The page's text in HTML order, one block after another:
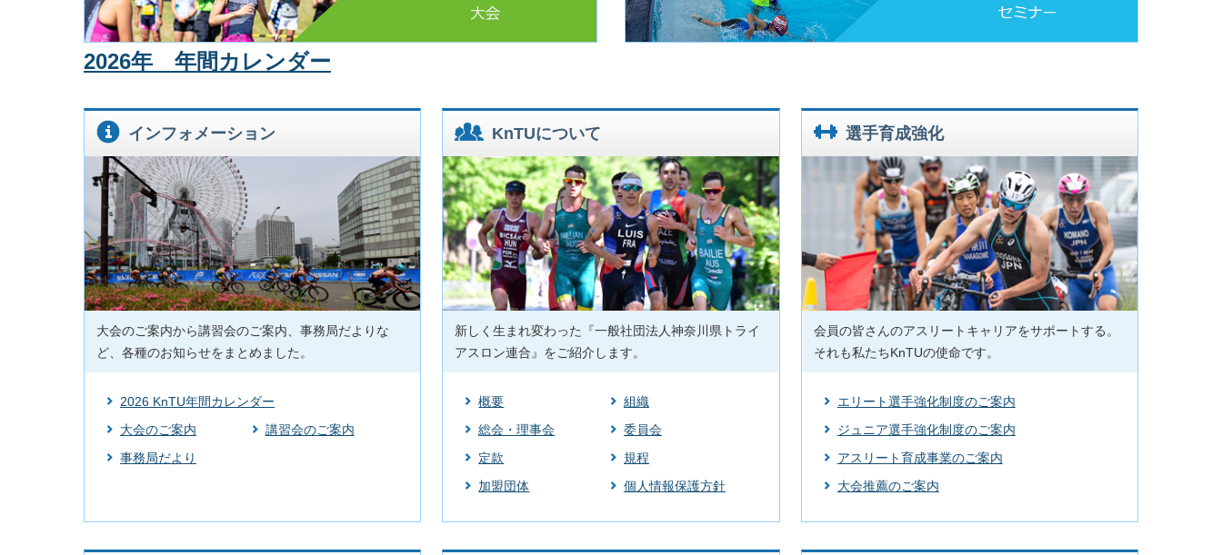
インフォメーション 【更新】大会の開催について「第21回大磯ロングビーチ 湘南ファミリートライアスロン大会」
インフォメーション 大会の開催について「第21回大磯ロングビーチ 湘南ファミリートライアスロン大会」
インフォメーション
東京ブロックトライアスロン選⼿権⼤会 栃⽊・茨城・群⾺・埼⽟・千葉・⼭梨・神奈川選⼿権⼤会 」参加案内
2026.05.26 2026WTCS横浜大会 フォトギャラリーの公開
2026.04.26 一部カテゴリの更新について（湘南ファミリートライアスロン大会）
2026.04.15 KnTUオーシャンスイムスクールの開催
インフォメーション 2026.03.21 KnTUキッズ（ジュニア）・トライアスロン教室（第4期）前期 参加者募集のお知らせ
インフォメーション 2026.03.19
YTA トライアスロン「オーシャンスイムセミナー」 参加者募集のお知らせ ビギナー＆ベテラン対象 4/4（土）・5/10（日）
開催
インフォメーション 2026.03.18 2026年3月15日(日) トライアスロンジャパン認定記録会2026(スイム&ラン)関東ブロック神奈川県会場 【公式記録】
インフォメーション 2026.03.12 2026年3月15日(日) トライアスロンジャパン認定記録会2026(スイム&ラン)関東ブロック神奈川県会場 参加者案内
2026年 年間カレンダー
インフォメーション
大会のご案内から講習会のご案内、事務局だよりな
ど、各種のお知らせをまとめました。
2026 KnTU年間カレンダー
大会のご案内
講習会のご案内
事務局だより
KnTUについて
新しく生まれ変わった『一般社団法人神奈川県トライ
アスロン連合』をご紹介します。
概要
組織
総会・理事会
委員会
定款
規程
加盟団体
個人情報保護方針
選手育成強化
会員の皆さんのアスリートキャリアをサポートする。
それも私たちKnTUの使命です。
エリート選手強化制度のご案内
ジュニア選手強化制度のご案内
アスリート育成事業のご案内
大会推薦のご案内